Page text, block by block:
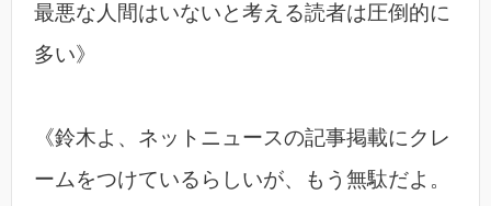
最悪な人間はいないと考える読者は圧倒的に
多い》
《鈴木よ、ネットニュースの記事掲載にクレ
ームをつけているらしいが、もう無駄だよ。